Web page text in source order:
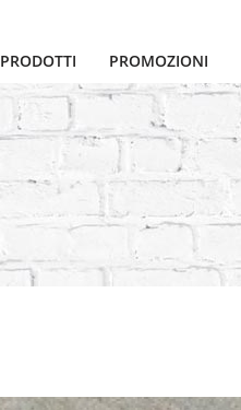
PRODOTTI PROMOZIONI